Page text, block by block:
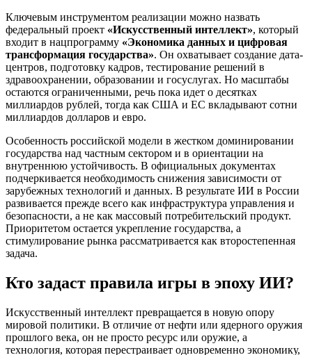
Ключевым инструментом реализации можно назвать
федеральный проект «Искусственный интеллект», который
входит в нацпрограмму «Экономика данных и цифровая
трансформация государства». Он охватывает создание дата-
центров, подготовку кадров, тестирование решений в
здравоохранении, образовании и госуслугах. Но масштабы
остаются ограниченными, речь пока идет о десятках
миллиардов рублей, тогда как США и ЕС вкладывают сотни
миллиардов долларов и евро.
Особенность российской модели в жестком доминировании
государства над частным сектором и в ориентации на
внутреннюю устойчивость. В официальных документах
подчеркивается необходимость снижения зависимости от
зарубежных технологий и данных. В результате ИИ в России
развивается прежде всего как инфраструктура управления и
безопасности, а не как массовый потребительский продукт.
Приоритетом остается укрепление государства, а
стимулирование рынка рассматривается как второстепенная
задача.
Кто задаст правила игры в эпоху ИИ?
Искусственный интеллект превращается в новую опору
мировой политики. В отличие от нефти или ядерного оружия
прошлого века, он не просто ресурс или оружие, а
технология, которая перестраивает одновременно экономику,